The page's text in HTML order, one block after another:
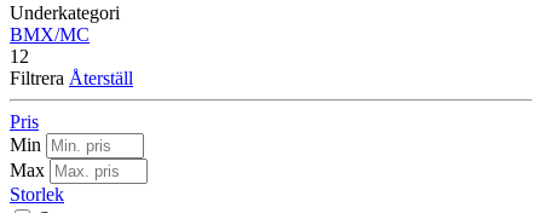
Underkategori
BMX/MC
12
Filtrera Återställ
Pris
Min
Max
Storlek